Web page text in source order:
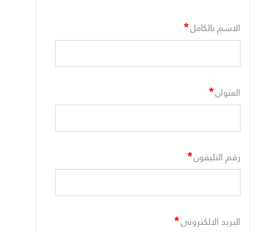
الاسم بالكامل*
العنوان*
رقم التليفون*
البريد الالكترونى*